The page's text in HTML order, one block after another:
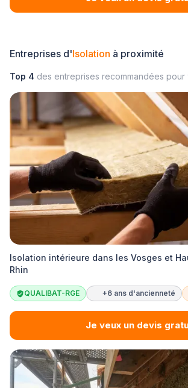
Entreprises d'Isolation à proximité
Top 4 des entreprises recommandées
Isolation intérieure dans les Vosges et
Rhin
QUALIBAT-RGE +6 ans d'ancienneté
Je veux un devis